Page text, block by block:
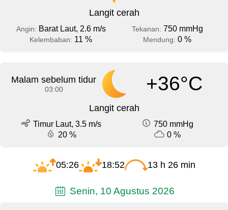
Langit cerah
Angin: Barat Laut, 2.6 m/s Tekanan: 750 mmHg
Kelembaban: 11 % Mendung: 0 %
Malam sebelum tidur
03:00 +36°C
Langit cerah
Timur Laut, 3.5 m/s
750 mmHg
20 %
0 %
05:26 18:52 13 h 26 min
Senin, 10 Agustus 2026